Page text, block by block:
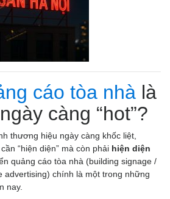
cáo tòa nhà là
càng “hot”?
thương hiệu ngày càng khốc liệt,
“hiện diện” mà còn phải hiện diện
quảng cáo tòa nhà (building signage /
advertising) chính là một trong những
nay.